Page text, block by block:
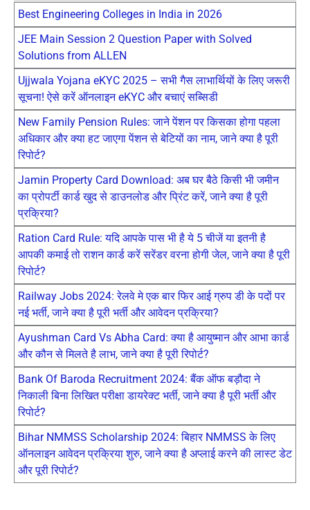
Best Engineering Colleges in India in 2026
JEE Main Session 2 Question Paper with Solved
Solutions from ALLEN
Ujjwala Yojana eKYC 2025 – सभी गैस लाभार्थियों के लिए जरूरी
सूचना! ऐसे करें ऑनलाइन eKYC और बचाएं सब्सिडी
New Family Pension Rules: जाने पेंशन पर किसका होगा पहला
अधिकार और क्या हट जाएगा पेंशन से बेटियों का नाम, जाने क्या है पूरी
रिपोर्ट?
Jamin Property Card Download: अब घर बैठे किसी भी जमीन
का प्रोपर्टी कार्ड खुद से डाउनलोड और प्रिंट करें, जाने क्या है पूरी
प्रक्रिया?
Ration Card Rule: यदि आपके पास भी है ये 5 चीजें या इतनी है
आपकी कमाई तो राशन कार्ड करें सरेंडर वरना होगी जेल, जाने क्या है पूरी
रिपोर्ट?
Railway Jobs 2024: रेलवे मे एक बार फिर आई ग्रुप डी के पदों पर
नई भर्ती, जाने क्या है पूरी भर्ती और आवेदन प्रक्रिया?
Ayushman Card Vs Abha Card: क्या है आयुष्मान और आभा कार्ड
और कौन से मिलते है लाभ, जाने क्या है पूरी रिपोर्ट?
Bank Of Baroda Recruitment 2024: बैंक ऑफ बड़ौदा ने
निकाली बिना लिखित परीक्षा डायरेक्ट भर्ती, जाने क्या है पूरी भर्ती और
रिपोर्ट?
Bihar NMMSS Scholarship 2024: बिहार NMMSS के लिए
ऑनलाइन आवेदन प्रक्रिया शुरु, जाने क्या है अप्लाई करने की लास्ट डेट
और पूरी रिपोर्ट?